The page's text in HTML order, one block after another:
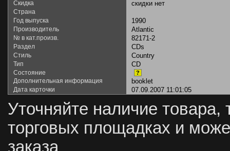
Скидка скидки нет
Страна
Год выпуска
1990
Производитель Atlantic
№ в кат.произв. 82171-2
Раздел CDs
Стиль Country
Тип CD
Состояние ?
Дополнительная информация booklet
Дата карточки 07.09.2007 11:01:05
Уточняйте наличие товара,
торговых площадках и
заказа